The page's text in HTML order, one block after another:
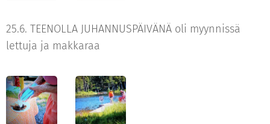
25.6. TEENOLLA JUHANNUSPÄIVÄNÄ oli myynnissä
lettuja ja makkaraa